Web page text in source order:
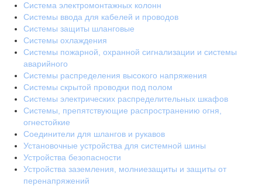
Система электромонтажных колонн
Системы ввода для кабелей и проводов
Системы защиты шланговые
Системы охлаждения
Системы пожарной, охранной сигнализации и системы
аварийного
Системы распределения высокого напряжения
Системы скрытой проводки под полом
Системы электрических распределительных шкафов
Системы, препятствующие распространению огня,
огнестойкие
Соединители для шлангов и рукавов
Установочные устройства для системной шины
Устройства безопасности
Устройства заземления, молниезащиты и защиты от
перенапряжений